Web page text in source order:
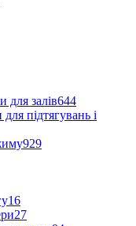
для залів644
підтягувань і
929
16
27